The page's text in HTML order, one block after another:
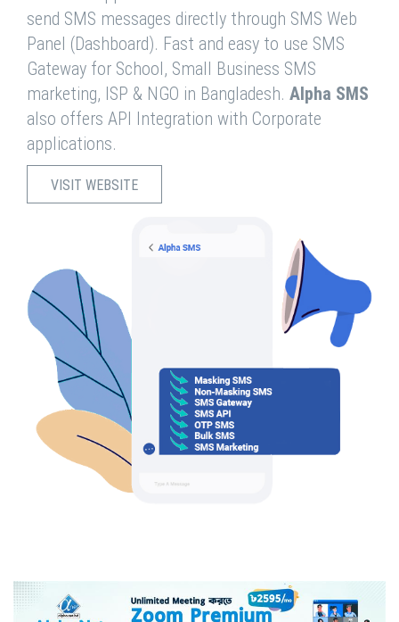
send SMS messages directly through SMS Web
Panel (Dashboard). Fast and easy to use SMS
Gateway for School, Small Business SMS
marketing, ISP & NGO in Bangladesh. Alpha SMS
also offers API Integration with Corporate
applications.
VISIT WEBSITE